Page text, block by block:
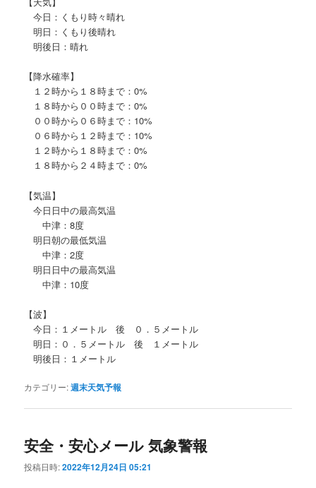
今日：くもり時々晴れ
明日：くもり後晴れ
明後日：晴れ
【降水確率】
１２時から１８時まで：0%
１８時から００時まで：0%
００時から０６時まで：10%
０６時から１２時まで：10%
１２時から１８時まで：0%
１８時から２４時まで：0%
【気温】
今日日中の最高気温
中津：8度
明日朝の最低気温
中津：2度
明日日中の最高気温
中津：10度
【波】
今日：１メートル 後 ０．５メートル
明日：０．５メートル 後 １メートル
明後日：１メートル
カテゴリー:週末天気予報
安全・安心メール 気象警報
投稿日時:2022年12月24日 05:21